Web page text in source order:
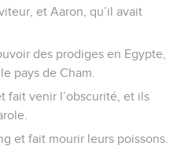
et Aaron, qu’il avait
des prodiges en Egypte,
pays de Cham.
fait venir l’obscurité, et ils
et fait mourir leurs poissons.